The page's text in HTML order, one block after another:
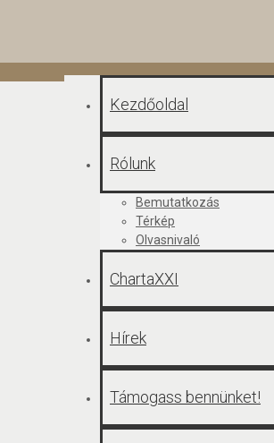
Kezdőoldal
Rólunk
Bemutatkozás
Térkép
Olvasnivaló
ChartaXXI
Hírek
Támogass bennünket!